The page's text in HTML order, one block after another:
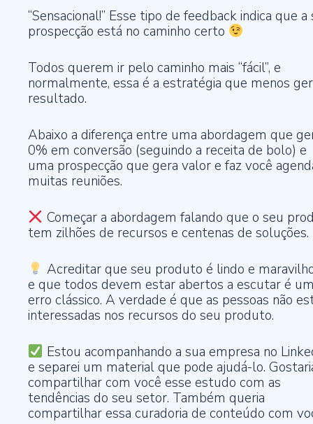
“Sensacional!” Esse tipo de feedback indica que a
prospecção está no caminho certo
Todos querem ir pelo caminho mais “fácil”, e
normalmente, essa é a estratégia que menos
resultado.
Abaixo a diferença entre uma abordagem que
0% em conversão (seguindo a receita de bolo) e
uma prospecção que gera valor e faz você
muitas reuniões.
Começar a abordagem falando que o seu
tem zilhões de recursos e centenas de soluções.
Acreditar que seu produto é lindo e
e que todos devem estar abertos a escutar é
erro clássico. A verdade é que as pessoas não
interessadas nos recursos do seu produto.
Estou acompanhando a sua empresa no
e separei um material que pode ajudá-lo.
compartilhar com você esse estudo com as
tendências do seu setor. Também queria
compartilhar essa curadoria de conteúdo com